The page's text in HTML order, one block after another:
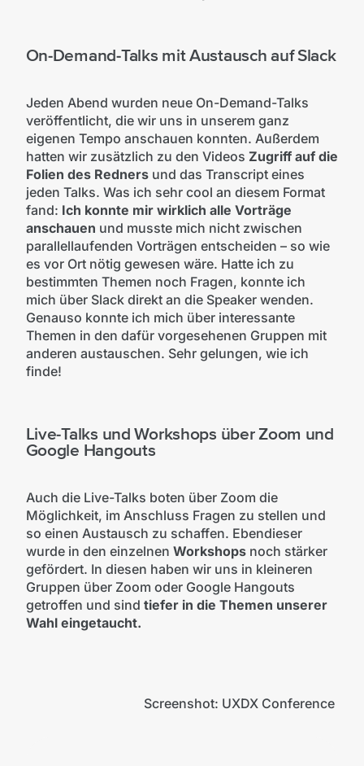
On-Demand-Talks mit Austausch auf Slack
Jeden Abend wurden neue On-Demand-Talks
veröffentlicht, die wir uns in unserem ganz
eigenen Tempo anschauen konnten. Außerdem
hatten wir zusätzlich zu den Videos Zugriff auf die
Folien des Rednersund das Transcript eines
jeden Talks. Was ich sehr cool an diesem Format
fand: Ich konnte mir wirklich alle Vorträge
anschauen und musste mich nicht zwischen
parallellaufenden Vorträgen entscheiden – so wie
es vor Ort nötig gewesen wäre. Hatte ich zu
bestimmten Themen noch Fragen, konnte ich
mich über Slack direkt an die Speaker wenden.
Genauso konnte ich mich über interessante
Themen in den dafür vorgesehenen Gruppen mit
anderen austauschen. Sehr gelungen, wie ich
finde!
Live-Talks und Workshops über Zoom und
Google Hangouts
Auch die Live-Talks boten über Zoom die
Möglichkeit, im Anschluss Fragen zu stellen und
so einen Austausch zu schaffen. Ebendieser
wurde in den einzelnen Workshopsnoch stärker
gefördert. In diesen haben wir uns in kleineren
Gruppen über Zoom oder Google Hangouts
getroffen und sind tiefer in die Themen unserer
Wahl eingetaucht.
Screenshot: UXDX Conference